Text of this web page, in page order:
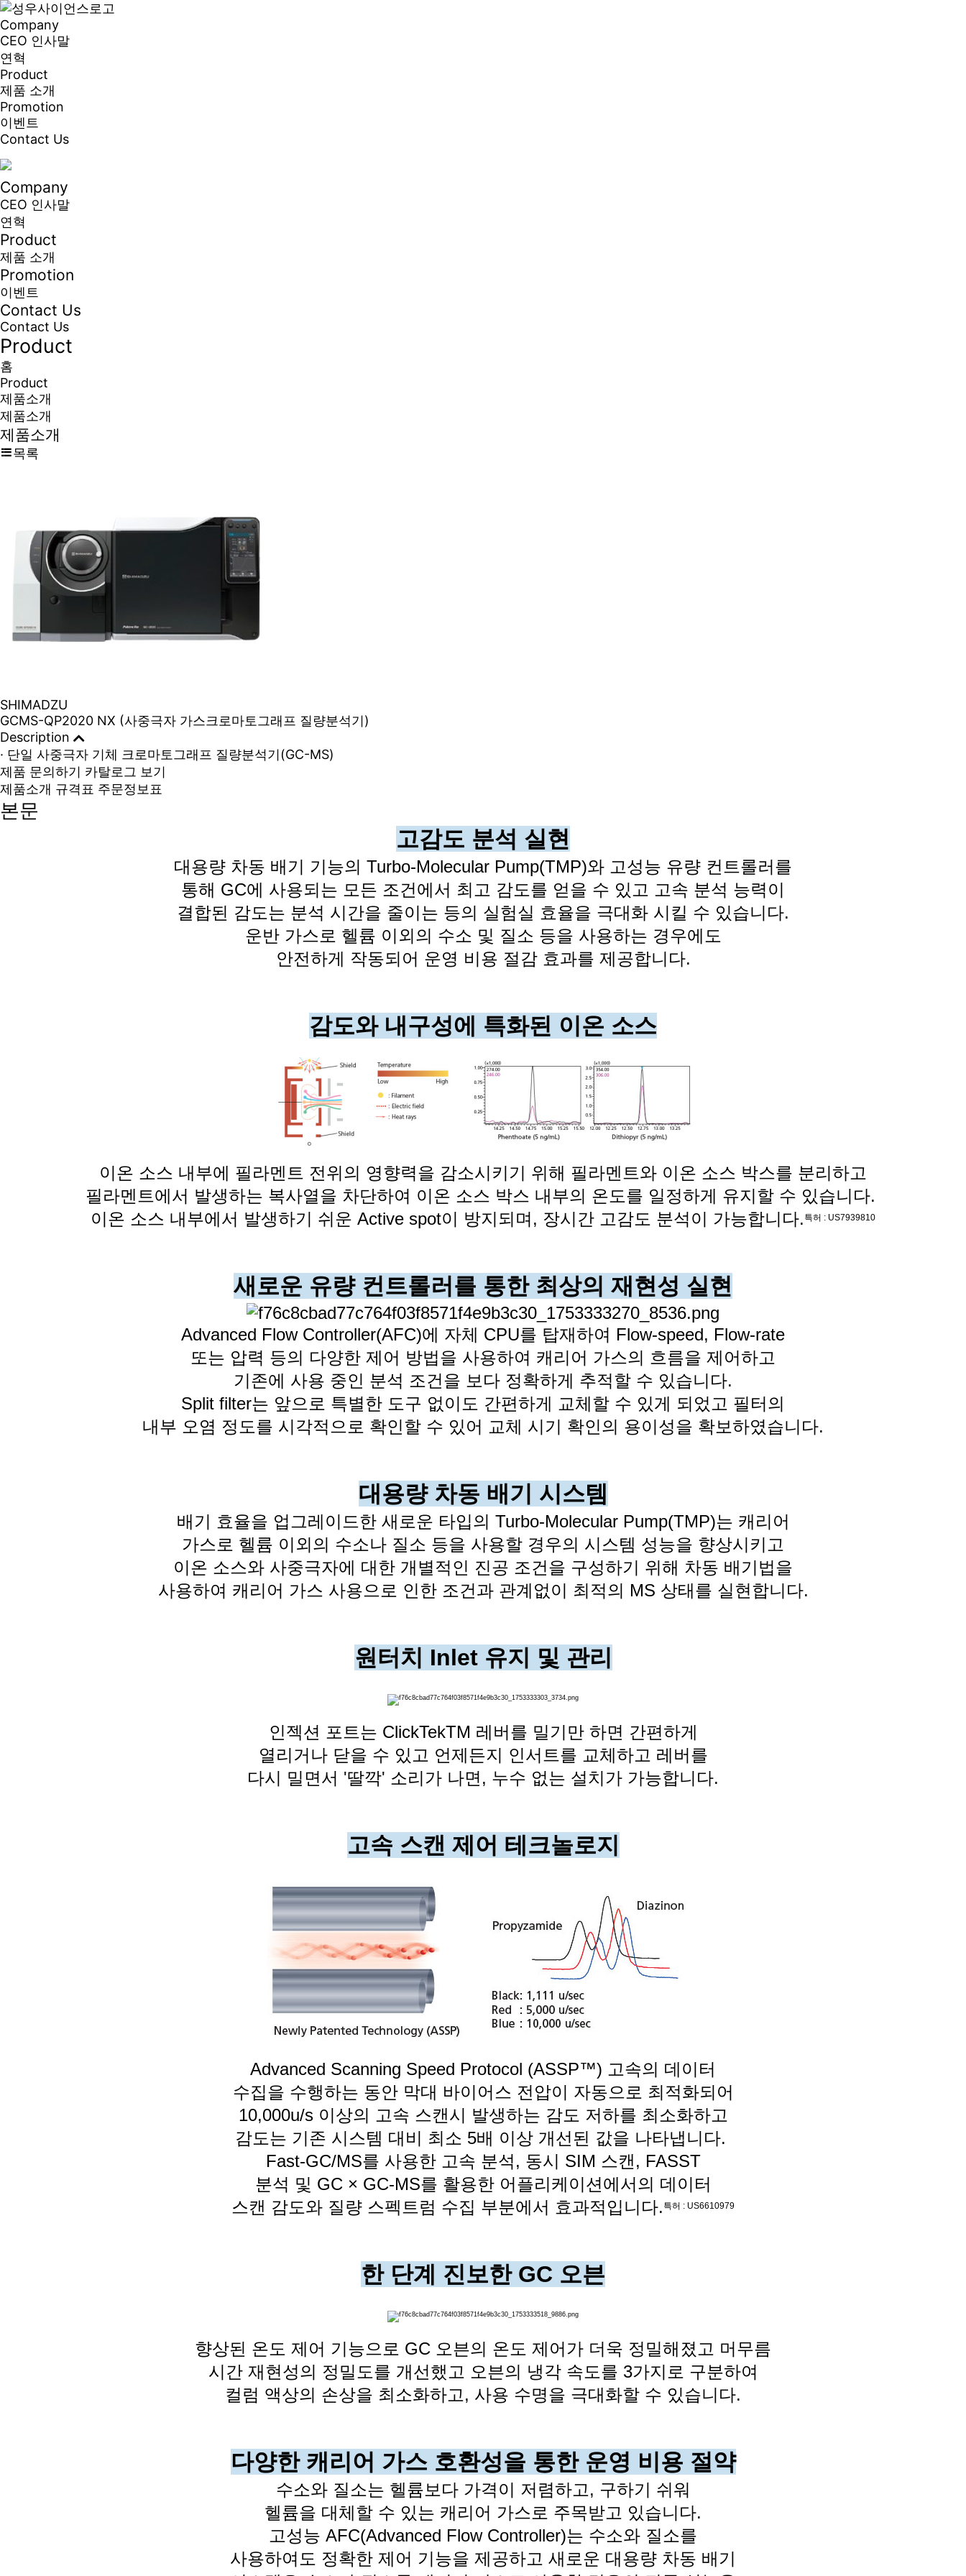
Company
CEO 인사말
연혁
Product
제품 소개
Promotion
이벤트
Contact Us
Company
CEO 인사말
연혁
Product
제품 소개
Promotion
이벤트
Contact Us
Contact Us
Product
홈
Product
제품소개
제품소개
제품소개
목록
SHIMADZU
GCMS-QP2020 NX (사중극자 가스크로마토그래프 질량분석기)
Description
· 단일 사중극자 기체 크로마토그래프 질량분석기(GC-MS)
제품 문의하기 카탈로그 보기
제품소개 규격표 주문정보표
본문
고감도 분석 실현
대용량 차동 배기 기능의 Turbo-Molecular Pump(TMP)와 고성능 유량 컨트롤러를
통해 GC에 사용되는 모든 조건에서 최고 감도를 얻을 수 있고 고속 분석 능력이
결합된 감도는 분석 시간을 줄이는 등의 실험실 효율을 극대화 시킬 수 있습니다.
운반 가스로 헬륨 이외의 수소 및 질소 등을 사용하는 경우에도
안전하게 작동되어 운영 비용 절감 효과를 제공합니다.
감도와 내구성에 특화된 이온 소스
이온 소스 내부에 필라멘트 전위의 영향력을 감소시키기 위해 필라멘트와 이온 소스 박스를 분리하고
필라멘트에서 발생하는 복사열을 차단하여 이온 소스 박스 내부의 온도를 일정하게 유지할 수 있습니다.
이온 소스 내부에서 발생하기 쉬운 Active spot이 방지되며, 장시간 고감도 분석이 가능합니다. 특허 : US7939810
새로운 유량 컨트롤러를 통한 최상의 재현성 실현
Advanced Flow Controller(AFC)에 자체 CPU를 탑재하여 Flow-speed, Flow-rate
또는 압력 등의 다양한 제어 방법을 사용하여 캐리어 가스의 흐름을 제어하고
기존에 사용 중인 분석 조건을 보다 정확하게 추적할 수 있습니다.
Split filter는 앞으로 특별한 도구 없이도 간편하게 교체할 수 있게 되었고 필터의
내부 오염 정도를 시각적으로 확인할 수 있어 교체 시기 확인의 용이성을 확보하였습니다.
대용량 차동 배기 시스템
배기 효율을 업그레이드한 새로운 타입의 Turbo-Molecular Pump(TMP)는 캐리어
가스로 헬륨 이외의 수소나 질소 등을 사용할 경우의 시스템 성능을 향상시키고
이온 소스와 사중극자에 대한 개별적인 진공 조건을 구성하기 위해 차동 배기법을
사용하여 캐리어 가스 사용으로 인한 조건과 관계없이 최적의 MS 상태를 실현합니다.
원터치 Inlet 유지 및 관리
인젝션 포트는 ClickTekTM 레버를 밀기만 하면 간편하게
열리거나 닫을 수 있고 언제든지 인서트를 교체하고 레버를
다시 밀면서 '딸깍' 소리가 나면, 누수 없는 설치가 가능합니다.
고속 스캔 제어 테크놀로지
Advanced Scanning Speed Protocol (ASSP™) 고속의 데이터
수집을 수행하는 동안 막대 바이어스 전압이 자동으로 최적화되어
10,000u/s 이상의 고속 스캔시 발생하는 감도 저하를 최소화하고
감도는 기존 시스템 대비 최소 5배 이상 개선된 값을 나타냅니다.
Fast-GC/MS를 사용한 고속 분석, 동시 SIM 스캔, FASST
분석 및 GC × GC-MS를 활용한 어플리케이션에서의 데이터
스캔 감도와 질량 스펙트럼 수집 부분에서 효과적입니다. 특허 : US6610979
한 단계 진보한 GC 오븐
향상된 온도 제어 기능으로 GC 오븐의 온도 제어가 더욱 정밀해졌고 머무름
시간 재현성의 정밀도를 개선했고 오븐의 냉각 속도를 3가지로 구분하여
컬럼 액상의 손상을 최소화하고, 사용 수명을 극대화할 수 있습니다.
다양한 캐리어 가스 호환성을 통한 운영 비용 절약
수소와 질소는 헬륨보다 가격이 저렴하고, 구하기 쉬워
헬륨을 대체할 수 있는 캐리어 가스로 주목받고 있습니다.
고성능 AFC(Advanced Flow Controller)는 수소와 질소를
사용하여도 정확한 제어 기능을 제공하고 새로운 대용량 차동 배기